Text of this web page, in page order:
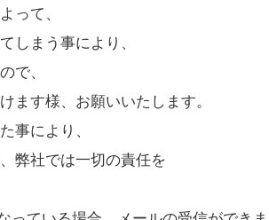
って、
しまう事により、
で、
ます様、お願いいたします。
事により、
弊社では一切の責任を